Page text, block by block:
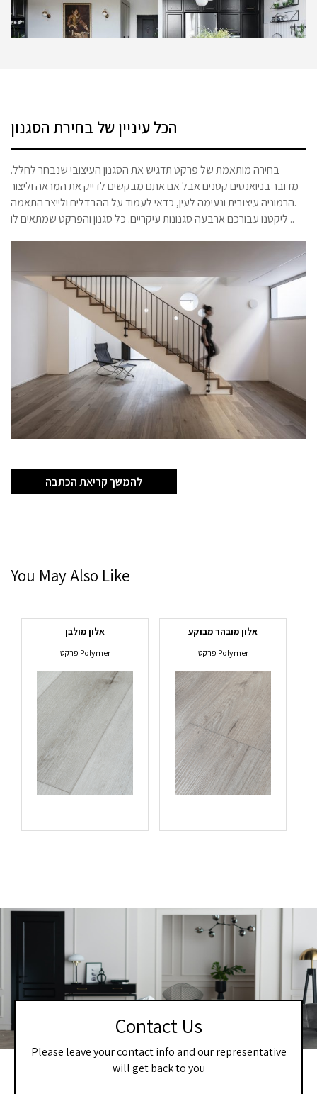
הכל עיניין של בחירת הסגנון
בחירה מותאמת של פרקט תדגיש את הסגנון העיצובי שנבחר לחלל.
מדובר בניואנסים קטנים אבל אם אתם מבקשים לדייק את המראה וליצור
הרמוניה עיצובית ונעימה לעין, כדאי לעמוד על ההבדלים ולייצר התאמה.
ליקטנו עבורכם ארבעה סגנונות עיקריים. כל סגנון והפרקט שמתאים לו ..
להמשך קריאת הכתבה
You May Also Like
אלון מולבן
פרקט Polymer
אלון מובהר מבוקע
פרקט Polymer
Contact Us
Please leave your contact info and our representative
will get back to you